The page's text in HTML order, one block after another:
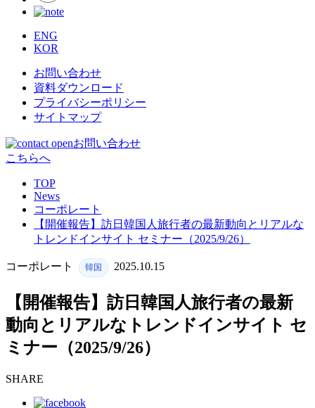
ENG
KOR
お問い合わせ
資料ダウンロード
プライバシーポリシー
サイトマップ
お問い合わせ
こちらへ
TOP
News
コーポレート
【開催報告】訪日韓国人旅行者の最新動向とリアルな
トレンドインサイト セミナー（2025/9/26）
コーポレート 韓国 2025.10.15
【開催報告】訪日韓国人旅行者の最新
動向とリアルなトレンドインサイト セ
ミナー（2025/9/26）
SHARE